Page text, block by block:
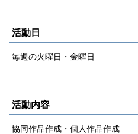
活動日
毎週の火曜日・金曜日
活動内容
協同作品作成・個人作品作成